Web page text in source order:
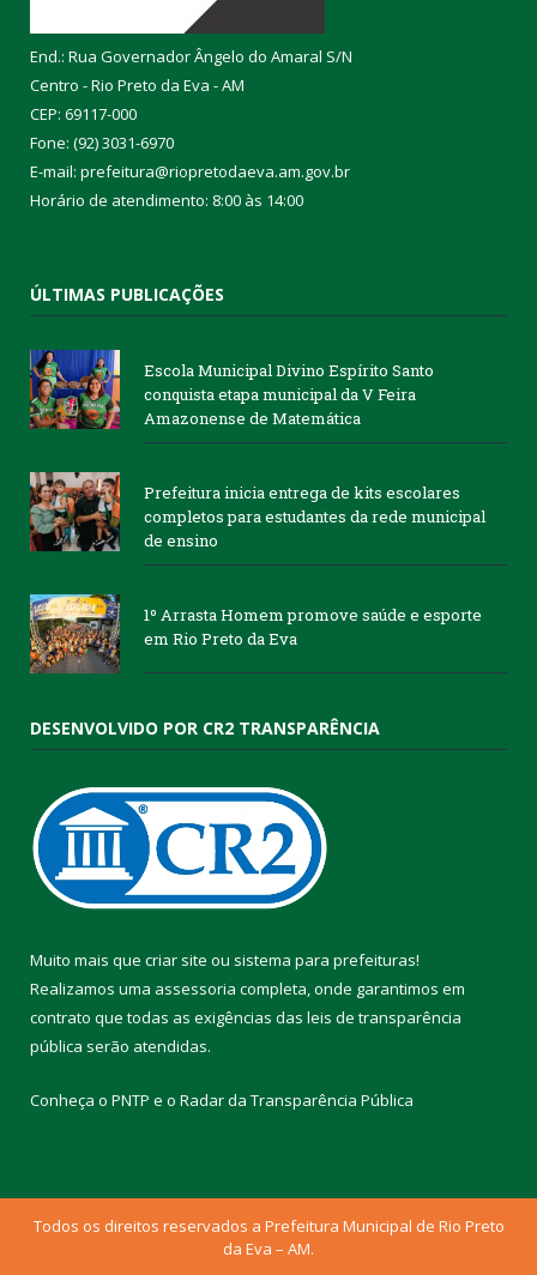
End.: Rua Governador Ângelo do Amaral S/N
Centro - Rio Preto da Eva - AM
CEP: 69117-000
Fone: (92) 3031-6970
E-mail: prefeitura@riopretodaeva.am.gov.br
Horário de atendimento: 8:00 às 14:00
ÚLTIMAS PUBLICAÇÕES
Escola Municipal Divino Espírito Santo
conquista etapa municipal da V Feira
Amazonense de Matemática
Prefeitura inicia entrega de kits escolares
completos para estudantes da rede municipal
de ensino
1º Arrasta Homem promove saúde e esporte
em Rio Preto da Eva
DESENVOLVIDO POR CR2 TRANSPARÊNCIA
Muito mais que criar site ou sistema para prefeituras!
Realizamos uma assessoria completa, onde garantimos em
contrato que todas as exigências das leis de transparência
pública serão atendidas.
Conheça o PNTP e o Radar da Transparência Pública
Todos os direitos reservados a Prefeitura Municipal de Rio Preto
da Eva – AM.